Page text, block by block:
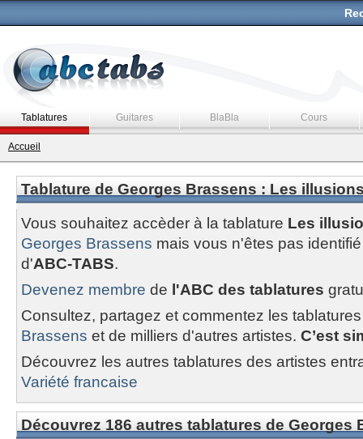
Tablatures Guitares BlaBla Cours
Accueil
Tablature de Georges Brassens : Les
Vous souhaitez accèder à la tablature Les
Georges Brassens mais vous n'êtes pas
d'ABC-TABS.
Devenez membre de l'ABC des tablatures
Consultez, partagez et commentez les
Brassens et de milliers d'autres artistes. C’est
Découvrez les autres tablatures des artistes
Variété francaise
Découvrez 186 autres tablatures de Georges